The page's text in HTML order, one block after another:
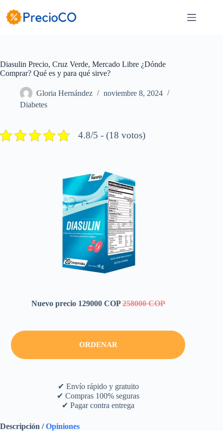
contenido
Diasulin Precio, Cruz Verde, Mercado Libre ¿Dónde
Comprar? Qué es y para qué sirve?
Gloria Hernández
noviembre 8, 2024
Diabetes
4.8/5 - (18 votos)
Nuevo precio 129000 COP258000 COP
ORDENAR
✔ Envío rápido y gratuito
✔ Compras 100% seguras
✔ Pagar contra entrega
Descripción /Opiniones